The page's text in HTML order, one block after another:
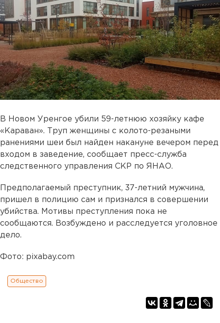
В Новом Уренгое убили 59-летнюю хозяйку кафе
«Караван». Труп женщины с колото-резаными
ранениями шеи был найден накануне вечером перед
входом в заведение, сообщает пресс-служба
следственного управления СКР по ЯНАО.
Предполагаемый преступник, 37-летний мужчина,
пришел в полицию сам и признался в совершении
убийства. Мотивы преступления пока не
сообщаются. Возбуждено и расследуется уголовное
дело.
Фото: pixabay.com
Общество